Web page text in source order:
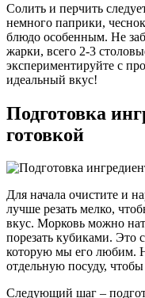
Солить и перчить
немного паприки,
блюдо особенным. Не
жарки, всего 2-3
экспериментируйте с
идеальный вкус!
Подготовка
готовкой
Для начала очистите и
лучше резать мелко,
вкус. Морковь можно
порезать кубиками. Это
которую мы его любим.
отдельную посуду,
Следующий шаг –